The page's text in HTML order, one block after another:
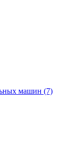
машин (7)